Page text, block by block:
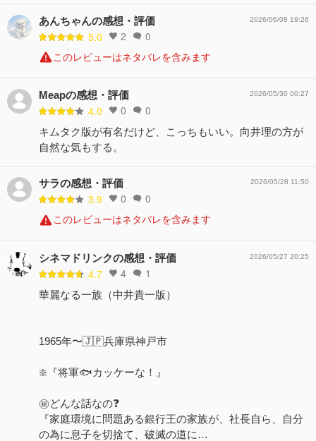
あんちゃんの感想・評価
5.0 2 0
2026/06/08 19:26
このレビューはネタバレを含みます
Meapの感想・評価
4.0 0 0
2026/05/30 00:27
キムタク版が有名だけど、こっちもいい。向井理の方が
自然な気もする。
サラの感想・評価
3.9 0 0
2026/05/28 11:50
このレビューはネタバレを含みます
シネマドリンクの感想・評価
4.7 4 1
2026/05/27 20:25
華麗なる一族（中井貴一版）
1965年〜🇯🇵兵庫県神戸市
❇️『将軍🐟カッケーな！』
㊙️どんな話なの❓
『家庭環境に問題ある銀行王の家族が、社長自ら、自分
の為に息子を切捨て、破滅の道に…